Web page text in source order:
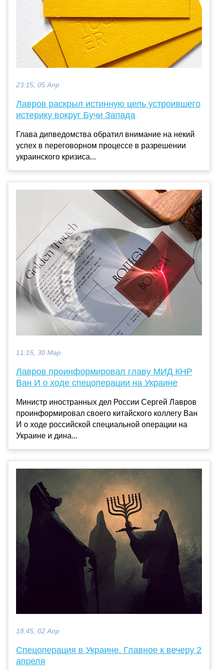
23:15, 05 Апр
Лавров раскрыл истинную цель устроившего
истерику вокруг Бучи Запада
Глава дипведомства обратил внимание на некий
успех в переговорном процессе в разрешении
украинского кризиса...
11:15, 30 Мар
Лавров проинформировал главу МИД КНР
Ван И о ходе спецоперации на Украине
Министр иностранных дел России Сергей Лавров
проинформировал своего китайского коллегу Ван
И о ходе российской специальной операции на
Украине и дина...
18:45, 02 Апр
Спецоперация в Украине. Главное к вечеру 2
апреля